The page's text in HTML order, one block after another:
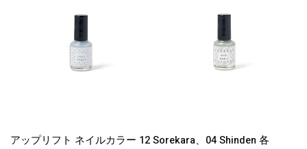
アップリフト ネイルカラー 12 Sorekara、04 Shinden 各